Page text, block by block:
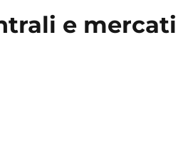
e mercati